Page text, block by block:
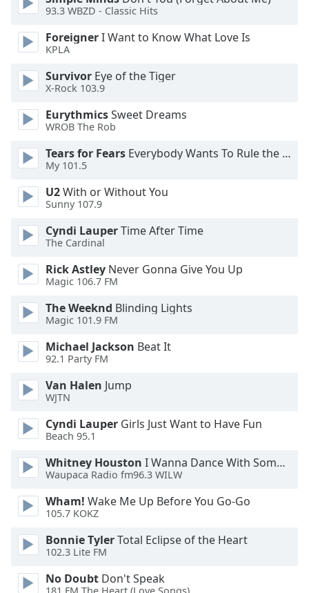
window.
cancel
and
close
window.
Text
Color
Opacity
Text
Color
Opacity
Caption
Background
Color
Opacity
Font
Size
Text
Edge
93.3 WBZD - Classic Hits
ForeignerI Want to Know What Love Is
KPLA
Survivor Eye of the Tiger
X-Rock 103.9
EurythmicsSweet Dreams
WROB The Rob
Tears for Fears Everybody Wants To Rule the World
My 101.5
U2With or Without You
Sunny 107.9
Cyndi LauperTime After Time
The Cardinal
Rick Astley Never Gonna Give You Up
Magic 106.7 FM
The Weeknd Blinding Lights
Magic 101.9 FM
Michael Jackson Beat It
92.1 Party FM
Van Halen Jump
WJTN
Cyndi Lauper Girls Just Want to Have Fun
Beach 95.1
Whitney Houston I Wanna Dance With Somebody
Waupaca Radio fm96.3 WILW
Wham! Wake Me Up Before You Go-Go
105.7 KOKZ
Bonnie TylerTotal Eclipse of the Heart
102.3 Lite FM
No Doubt Don't Speak